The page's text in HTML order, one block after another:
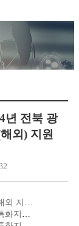
년 전북 광
외) 지원
공고.jpg
계획서.hwp